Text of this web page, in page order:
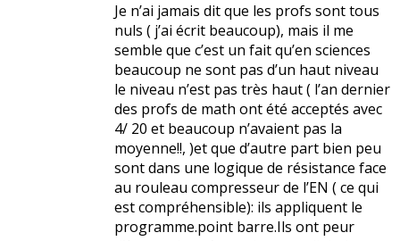
Je n’ai jamais dit que les profs sont tous
nuls ( j’ai écrit beaucoup), mais il me
semble que c’est un fait qu’en sciences
beaucoup ne sont pas d’un haut niveau
le niveau n’est pas très haut ( l’an dernier
des profs de math ont été acceptés avec
4/ 20 et beaucoup n’avaient pas la
moyenne!!, )et que d’autre part bien peu
sont dans une logique de résistance face
au rouleau compresseur de l’EN ( ce qui
est compréhensible): ils appliquent le
programme.point barre.Ils ont peur